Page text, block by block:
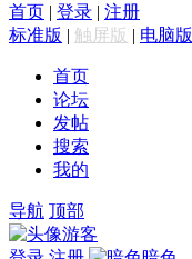
首页 | 登录 | 注册
标准版 | 触屏版 | 电脑版
首页
论坛
发帖
搜索
我的
导航 顶部
游客